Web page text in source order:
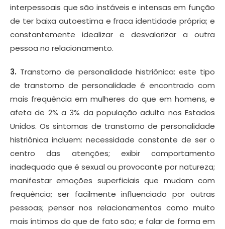
interpessoais que são instáveis e intensas em função
de ter baixa autoestima e fraca identidade própria; e
constantemente idealizar e desvalorizar a outra
pessoa no relacionamento.
3. Transtorno de personalidade histriônica: este tipo
de transtorno de personalidade é encontrado com
mais frequência em mulheres do que em homens, e
afeta de 2% a 3% da população adulta nos Estados
Unidos. Os sintomas de transtorno de personalidade
histriônica incluem: necessidade constante de ser o
centro das atenções; exibir comportamento
inadequado que é sexual ou provocante por natureza;
manifestar emoções superficiais que mudam com
frequência; ser facilmente influenciado por outras
pessoas; pensar nos relacionamentos como muito
mais íntimos do que de fato são; e falar de forma em